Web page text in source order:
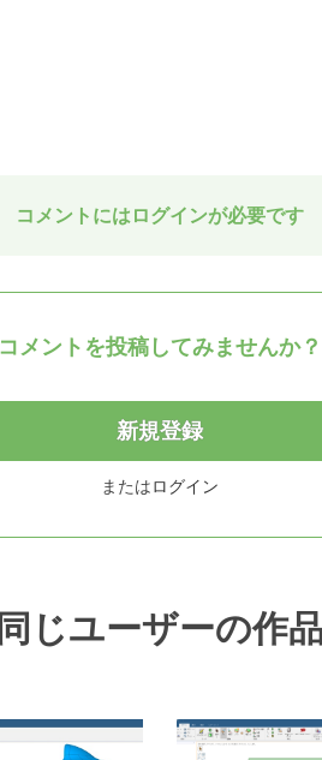
コメントにはログインが必要です
コメントを投稿してみませんか？
新規登録
またはログイン
同じユーザーの作品